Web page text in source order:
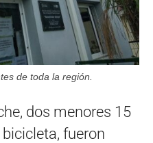
de toda la región.
dos menores 15
fueron